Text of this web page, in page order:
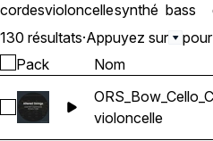
cordesvioloncellesynthé bass
130 résultats·Appuyez sur
Pack Nom
Sélectionnez ORS_Bow_Cello_C3
violoncelle